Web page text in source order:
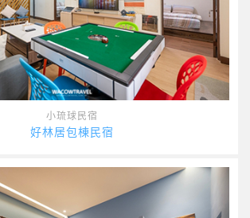
小琉球民宿
好林居包棟民宿